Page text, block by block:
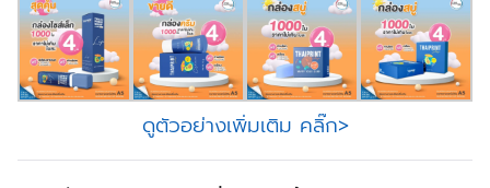
ดูตัวอย่างเพิ่มเติม คลิ๊ก>